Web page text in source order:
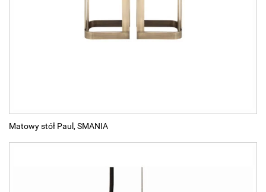
Matowy stół Paul, SMANIA